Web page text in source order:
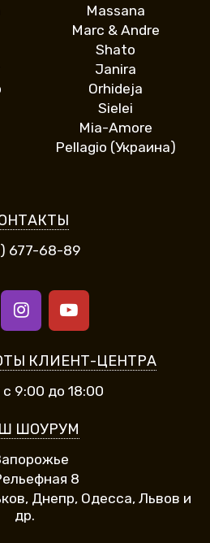
Massana
Marc & Andre
Shato
Janira
Orhideja
Sielei
Mia-Amore
Pellagio (Украина)
677-68-89
КЛИЕНТ-ЦЕНТРА
9:00 до 18:00
ШОУРУМ
8
Днепр, Одесса, Львов и
др.